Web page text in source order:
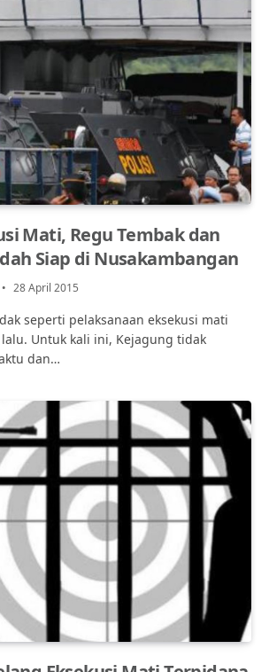
Mati, Regu Tembak dan
Siap di Nusakambangan
28 April 2015
seperti pelaksanaan eksekusi mati
lalu. Untuk kali ini, Kejagung tidak
dan…